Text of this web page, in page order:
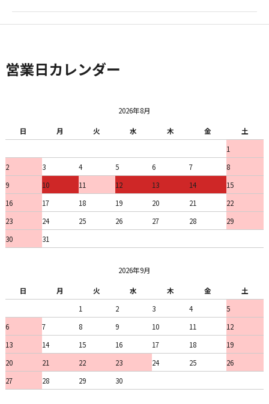
営業日カレンダー
2026年8月
日
月 火 水 木 金
土
1
2
3 4 5 6 7
8
9
10 11 12 13 14
15
16
17 18 19 20 21
22
23
24 25 26 27 28
29
30
31
2026年9月
日
月 火 水 木 金
土
1
2 3 4
5
6
7 8 9 10 11
12
13
14 15 16 17 18
19
20
21 22 23 24 25
26
27
28 29 30